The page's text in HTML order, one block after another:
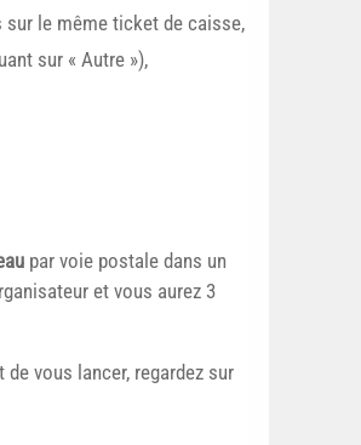
sur le même ticket de caisse,
sur « Autre »),
par voie postale dans un
et vous aurez 3
de vous lancer, regardez sur